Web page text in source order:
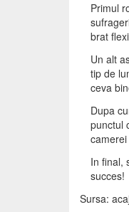
Primul
brat
Un alt
tip de
ceva
Dupa
punctul
In final,
succes!
Sursa: